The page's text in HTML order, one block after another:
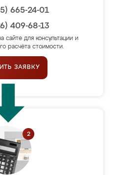
665-24-01
409-68-13
сайте для консультации и
расчёта стоимости.
ЗАЯВКУ